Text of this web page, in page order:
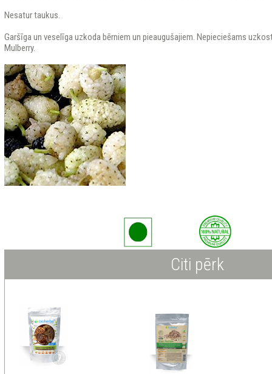
Nesatur taukus.
Garšīga un veselīga uzkoda bērniem un pieaugušajiem. Nepieciešams
Mulberry.
Citi pērk